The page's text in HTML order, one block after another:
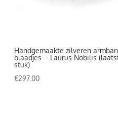
Handgemaakte zilveren
blaadjes – Laurus Nobilis
stuk)
€297.00